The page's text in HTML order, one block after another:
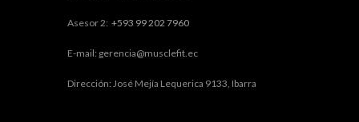
Asesor 2: +593 99 202 7960
E-mail: gerencia@musclefit.ec
Dirección: José Mejía Lequerica 9133, Ibarra